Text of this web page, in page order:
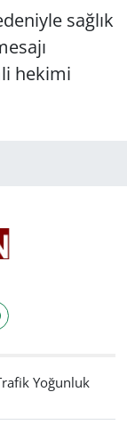
sağlık
hekimi
Yoğunluk